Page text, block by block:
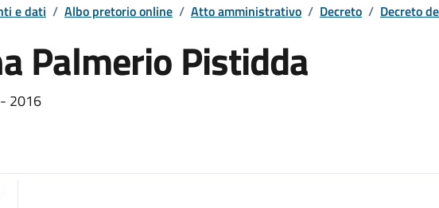
e dati / Albo pretorio online / Atto amministrativo / Decreto / Decreto
Palmerio Pistidda
2016